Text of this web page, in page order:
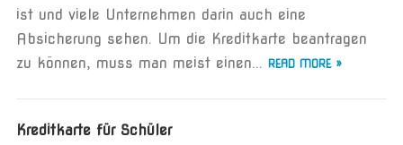
ist und viele Unternehmen darin auch eine
Absicherung sehen. Um die Kreditkarte beantragen
zu können, muss man meist einen... READ MORE »
Kreditkarte für Schüler